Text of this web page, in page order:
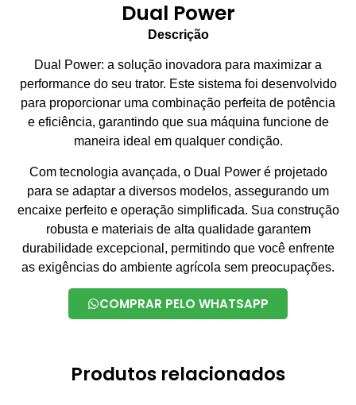
Dual Power
Descrição
Dual Power: a solução inovadora para maximizar a
performance do seu trator. Este sistema foi desenvolvido
para proporcionar uma combinação perfeita de potência
e eficiência, garantindo que sua máquina funcione de
maneira ideal em qualquer condição.
Com tecnologia avançada, o Dual Power é projetado
para se adaptar a diversos modelos, assegurando um
encaixe perfeito e operação simplificada. Sua construção
robusta e materiais de alta qualidade garantem
durabilidade excepcional, permitindo que você enfrente
as exigências do ambiente agrícola sem preocupações.
COMPRAR PELO WHATSAPP
Produtos relacionados